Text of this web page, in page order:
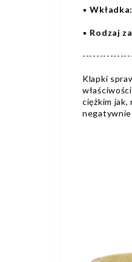
▪️Wkładka:
▪️ Rodzaj
Klapki
ciężkim
negatywnie